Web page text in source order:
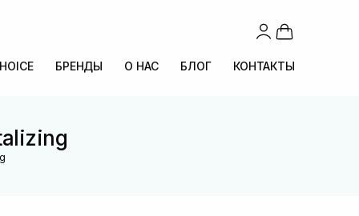
БРЕНДЫ О НАС БЛОГ КОНТАКТЫ